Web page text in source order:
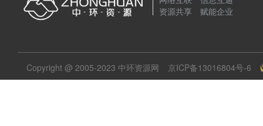
资源共享 赋能企业
Copyright @ 2005-2023 中环资源网 京ICP备13016804号-6